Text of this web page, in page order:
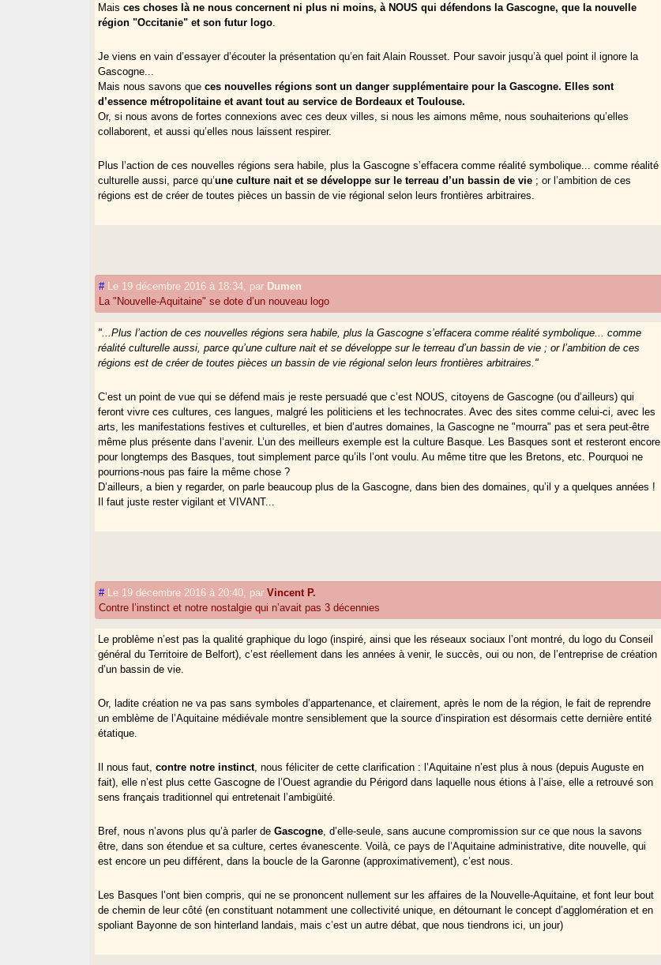
Maisces choses là ne nous concernent ni plus ni moins, à NOUS qui défendons la Gascogne, que la nouvelle
région "Occitanie" et son futur logo
Je viens en vain d’essayer d’écouter la présentation qu’en fait Alain Rousset. Pour savoir jusqu’à quel point il ignore la
Gascogne...
Mais nous savons queces nouvelles régions sont un danger supplémentaire pour la Gascogne. Elles sont
d’essence métropolitaine et avant tout au service de Bordeaux et Toulouse.
Or, si nous avons de fortes connexions avec ces deux villes, si nous les aimons même, nous souhaiterions qu’elles
collaborent, et aussi qu’elles nous laissent respirer.
Plus l’action de ces nouvelles régions sera habile, plus la Gascogne s’effacera comme réalité symbolique... comme réalité
culturelle aussi, parce qu’une culture nait et se développe sur le terreau d’un bassin de vie ; or l’ambition de ces
régions est de créer de toutes pièces un bassin de vie régional selon leurs frontières arbitraires.
# Le 19 décembre 2016 à 18:34 par Dumen
La "Nouvelle-Aquitaine" se dote d’un nouveau logo
"...Plus l’action de ces nouvelles régions sera habile, plus la Gascogne s’effacera comme réalité symbolique... comme
réalité culturelle aussi, parce qu’une culture nait et se développe sur le terreau d’un bassin de vie ; or l’ambition de ces
régions est de créer de toutes pièces un bassin de vie régional selon leurs frontières arbitraires."
C’est un point de vue qui se défend mais je reste persuadé que c’est NOUS, citoyens de Gascogne (ou d’ailleurs) qui
feront vivre ces cultures, ces langues, malgré les politiciens et les technocrates. Avec des sites comme celui-ci, avec les
arts, les manifestations festives et culturelles, et bien d’autres domaines, la Gascogne ne "mourra" pas et sera peut-être
même plus présente dans l’avenir. L’un des meilleurs exemple est la culture Basque. Les Basques sont et resteront encore
pour longtemps des Basques, tout simplement parce qu’ils l’ont voulu. Au même titre que les Bretons, etc. Pourquoi ne
pourrions-nous pas faire la même chose ?
D’ailleurs, a bien y regarder, on parle beaucoup plus de la Gascogne, dans bien des domaines, qu’il y a quelques années !
Il faut juste rester vigilant et VIVANT...
# Le 19 décembre 2016 à 20:40 parVincent P.
Contre l’instinct et notre nostalgie qui n’avait pas 3 décennies
Le problème n’est pas la qualité graphique du logo (inspiré, ainsi que les réseaux sociaux l’ont montré, du logo du Conseil
général du Territoire de Belfort), c’est réellement dans les années à venir, le succès, oui ou non, de l’entreprise de création
d’un bassin de vie.
Or, ladite création ne va pas sans symboles d’appartenance, et clairement, après le nom de la région, le fait de reprendre
un emblème de l’Aquitaine médiévale montre sensiblement que la source d’inspiration est désormais cette dernière entité
étatique.
Il nous faut,contre notre instinct, nous féliciter de cette clarification : l’Aquitaine n’est plus à nous (depuis Auguste en
fait), elle n’est plus cette Gascogne de l’Ouest agrandie du Périgord dans laquelle nous étions à l’aise, elle a retrouvé son
sens français traditionnel qui entretenait l’ambigüité.
Bref, nous n’avons plus qu’à parler deGascogne , d’elle-seule, sans aucune compromission sur ce que nous la savons
être, dans son étendue et sa culture, certes évanescente. Voilà, ce pays de l’Aquitaine administrative, dite nouvelle, qui
est encore un peu différent, dans la boucle de la Garonne (approximativement), c’est nous.
Les Basques l’ont bien compris, qui ne se prononcent nullement sur les affaires de la Nouvelle-Aquitaine, et font leur bout
de chemin de leur côté (en constituant notamment une collectivité unique, en détournant le concept d’agglomération et en
spoliant Bayonne de son hinterland landais, mais c’est un autre débat, que nous tiendrons ici, un jour)